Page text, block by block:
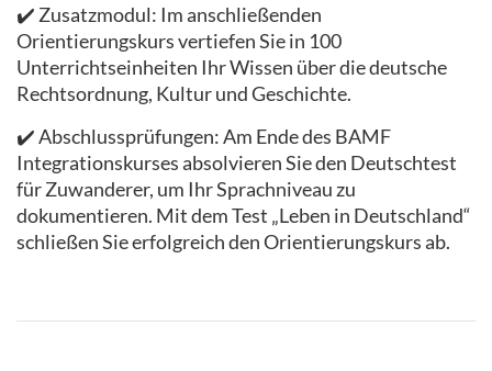
✔️ Zusatzmodul: Im anschließenden
Orientierungskurs vertiefen Sie in 100
Unterrichtseinheiten Ihr Wissen über die deutsche
Rechtsordnung, Kultur und Geschichte.
✔️ Abschlussprüfungen: Am Ende des BAMF
Integrationskurses absolvieren Sie den Deutschtest
für Zuwanderer, um Ihr Sprachniveau zu
dokumentieren. Mit dem Test „Leben in Deutschland“
schließen Sie erfolgreich den Orientierungskurs ab.